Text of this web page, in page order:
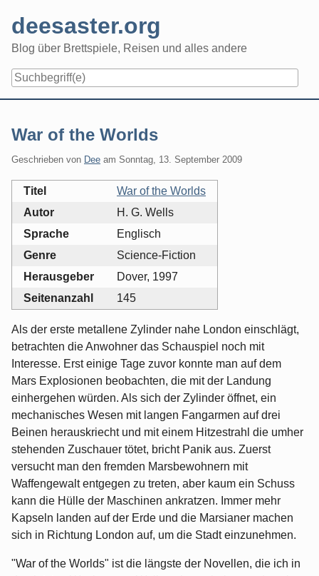
content
deesaster.org
Blog über Brettspiele, Reisen und alles andere
War of the Worlds
Geschrieben von Dee am Sonntag, 13. September 2009
Titel
War of the Worlds
Autor
H. G. Wells
Sprache
Englisch
Genre
Science-Fiction
Herausgeber
Dover, 1997
Seitenanzahl
145
Als der erste metallene Zylinder nahe London einschlägt,
betrachten die Anwohner das Schauspiel noch mit
Interesse. Erst einige Tage zuvor konnte man auf dem
Mars Explosionen beobachten, die mit der Landung
einhergehen würden. Als sich der Zylinder öffnet, ein
mechanisches Wesen mit langen Fangarmen auf drei
Beinen herauskriecht und mit einem Hitzestrahl die umher
stehenden Zuschauer tötet, bricht Panik aus. Zuerst
versucht man den fremden Marsbewohnern mit
Waffengewalt entgegen zu treten, aber kaum ein Schuss
kann die Hülle der Maschinen ankratzen. Immer mehr
Kapseln landen auf der Erde und die Marsianer machen
sich in Richtung London auf, um die Stadt einzunehmen.
"War of the Worlds" ist die längste der Novellen, die ich in